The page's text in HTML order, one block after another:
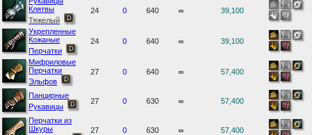
Клятвы
Тяжелый
24 0 640 ∞ 39,100
Укрепленные
Кожаные
Перчатки
24 0 640 ∞ 39,100
Мифриловые
Перчатки
Эльфов
27 0 640 ∞ 57,400
Панцирные
Рукавицы
27 0 630 ∞ 57,400
Перчатки из
Шкуры
27 0 630 ∞ 57,400